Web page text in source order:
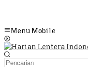
Menu Mobile